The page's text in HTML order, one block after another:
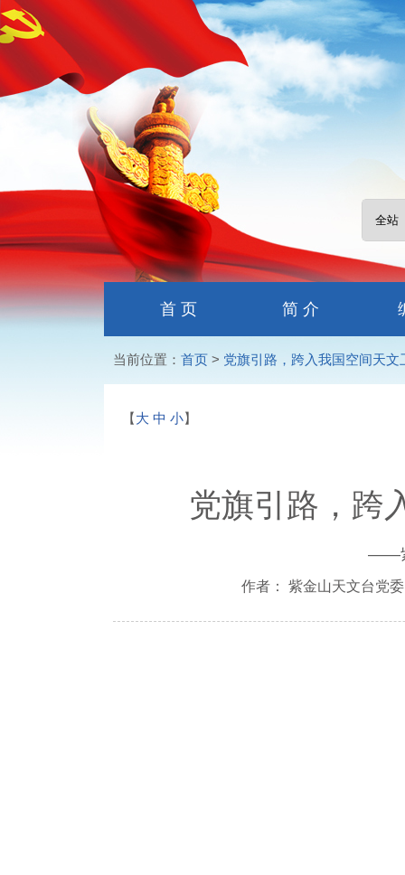
首 页 简 介
当前位置： 首页> 党旗引路，跨入我国空间天文
【大 中 小】
党旗引路，跨
——
作者： 紫金山天文台